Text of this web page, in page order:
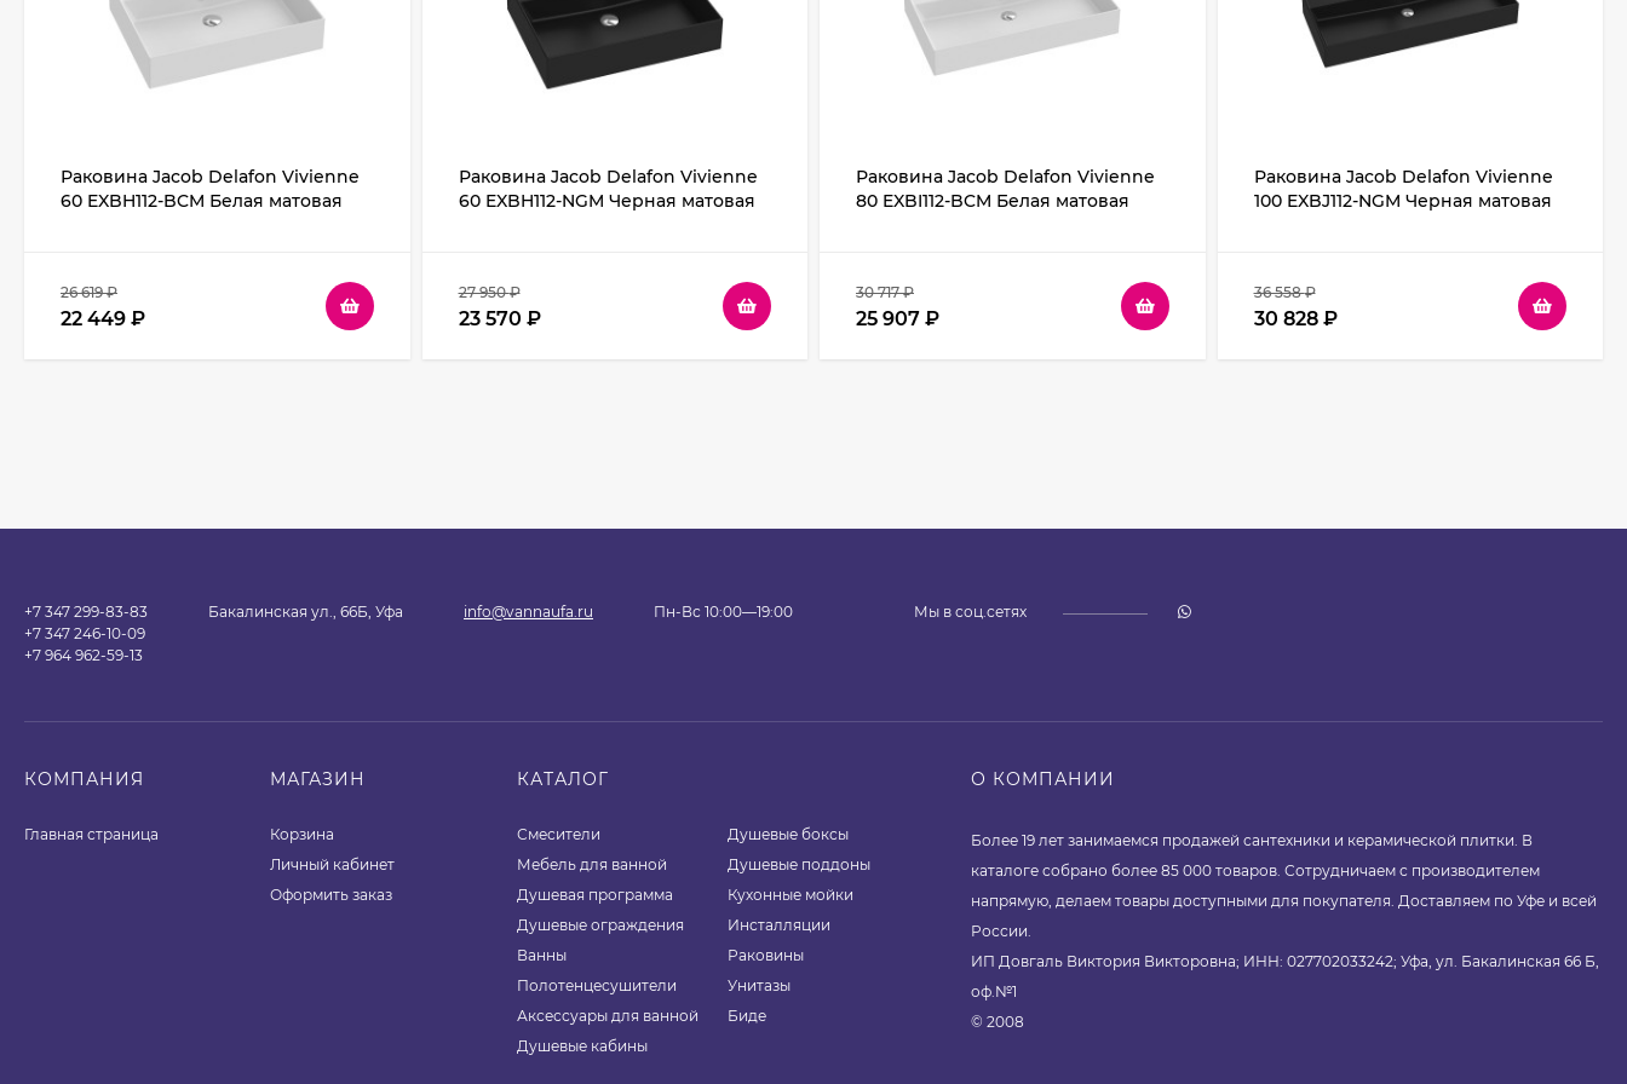
Раковина Jacob Delafon Vivienne
60 EXBH112-BCM Белая матовая
26 619₽
22 449 ₽
Раковина Jacob Delafon Vivienne
60 EXBH112-NGM Черная матовая
27 950₽
23 570 ₽
Раковина Jacob Delafon Vivienne
80 EXBI112-BCM Белая матовая
30 717₽
25 907 ₽
Раковина Jacob Delafon Vivienne
100 EXBJ112-NGM Черная матовая
36 558₽
30 828 ₽
+7 347 299-83-83
+7 347 246-10-09
+7 964 962-59-13
Бакалинская ул., 66Б, Уфа info@vannaufa.ru Пн-Вс 10:00—19:00 Мы в соц.сетях
КОМПАНИЯ
Главная страница
МАГАЗИН
Корзина
Личный кабинет
Оформить заказ
КАТАЛОГ
Смесители
Мебель для ванной
Душевая программа
Душевые ограждения
Ванны
Полотенцесушители
Аксессуары для ванной
Душевые кабины
Душевые боксы
Душевые поддоны
Кухонные мойки
Инсталляции
Раковины
Унитазы
Биде
О КОМПАНИИ
Более 19 лет занимаемся продажей сантехники и керамической плитки. В
каталоге собрано более 85 000 товаров. Сотрудничаем с производителем
напрямую, делаем товары доступными для покупателя. Доставляем по Уфе и всей
России.
ИП Довгаль Виктория Викторовна; ИНН: 027702033242; Уфа, ул. Бакалинская 66 Б,
оф.№1
© 2008